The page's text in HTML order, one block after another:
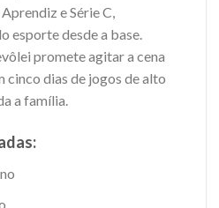
e Série C,
esporte desde a base.
promete agitar a cena
cinco dias de jogos de alto
a família.